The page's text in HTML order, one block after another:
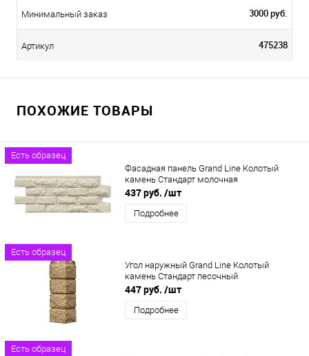
Минимальный заказ 3000 руб.
Артикул 475238
ПОХОЖИЕ ТОВАРЫ
Есть образец
Фасадная панель Grand Line Колотый
камень Стандарт молочная
437 руб. /шт
Подробнее
Есть образец
Угол наружный Grand Line Колотый
камень Стандарт песочный
447 руб. /шт
Подробнее
Есть образец